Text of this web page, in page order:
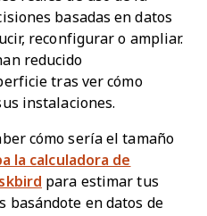
basadas en datos
reconfigurar o ampliar.
reducido
tras ver cómo
instalaciones.
cómo sería el tamaño
la calculadora de
para estimar tus
basándote en datos de